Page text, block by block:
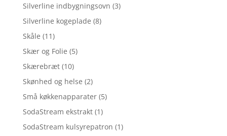
Silverline indbygningsovn (3)
Silverline kogeplade (8)
Skåle (11)
Skær og Folie (5)
Skærebræt (10)
Skønhed og helse (2)
Små køkkenapparater (5)
SodaStream ekstrakt (1)
SodaStream kulsyrepatron (1)